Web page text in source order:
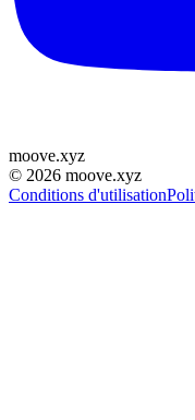
moove.xyz
© 2026 moove.xyz
Conditions d'utilisation